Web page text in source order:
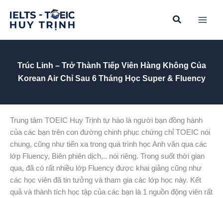
content
Trúc Linh – Trở Thành Tiếp Viên Hàng Không Của
Korean Air Chỉ Sau 6 Tháng Học Super & Fluency
Trung tâm TOEIC Huy Trịnh tự hào là người bạn đồng hành
của các bạn trên con đường chinh phục chứng chỉ TOEIC nói
chung, cũng như tiến xa trong quá trình học Anh văn qua các
lớp Fluency, Biên phiên dịch,.. nói riêng. Trong suốt thời gian
qua, đã có rất nhiều lớp Fluency được khai giảng cũng như
các học viên đã tin tưởng và tham gia các lớp học này. Kết
quả và thành tích học tập của các bạn là 1 nguồn động viên rất